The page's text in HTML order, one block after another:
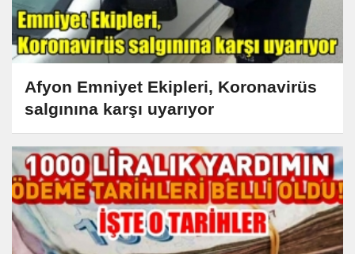
Afyon Emniyet Ekipleri, Koronavirüs
salgınına karşı uyarıyor